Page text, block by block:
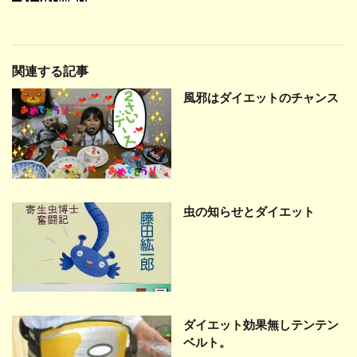
関連する記事
風邪はダイエットのチャンス
虫の知らせとダイエット
ダイエット効果無しテンテン
ベルト。